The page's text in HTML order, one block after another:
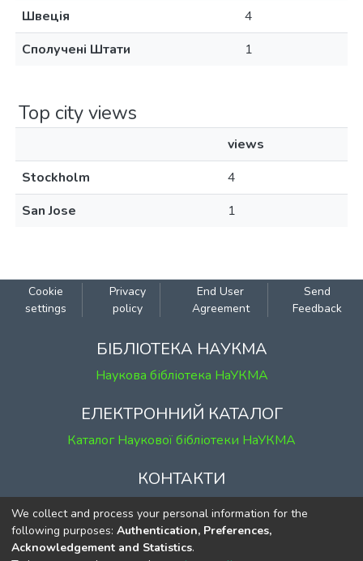
Швеція
4
Сполучені Штати
1
Top city views
views
Stockholm
4
San Jose
1
Cookie
settings
Privacy
policy
End User
Agreement
Send
Feedback
БІБЛІОТЕКА НАУКМА
Наукова бібліотека НаУКМА
ЕЛЕКТРОННИЙ КАТАЛОГ
Каталог Наукової бібліотеки НаУКМА
КОНТАКТИ
м. Київ, вул. Григорія Сковороди, 2
к. 1, к. 120
тел. (044) 463-69-31
We collect and process your personal information for the
following purposes: Authentication, Preferences,
Acknowledgement and Statistics.